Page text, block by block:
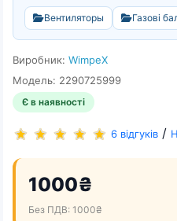
Вентиляторы Газові
Виробник: WimpeX
Модель: 2290725999
Є в наявності
6 відгуків /
1000₴
Без ПДВ: 1000₴